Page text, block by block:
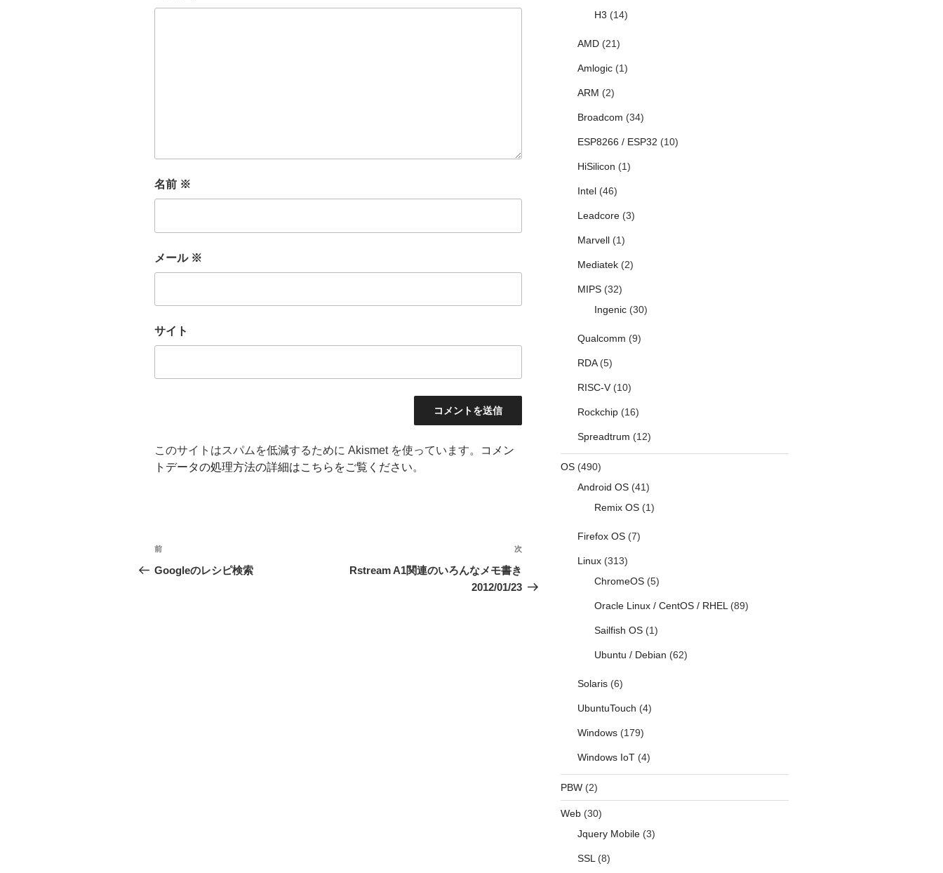
名前 ※
メール ※
サイト
このサイトはスパムを低減するために Akismet を使っています。
コメン
トデータの処理方法の詳細はこちらをご覧ください。
投
稿
前
の
前
Googleのレシピ検索
次
投
次
Rstream A1関連のいろんなメモ書き
2012/01/23
H3 (14)
AMD(21)
Amlogic(1)
ARM (2)
Broadcom (34)
ESP8266 / ESP32 (10)
HiSilicon (1)
Intel(46)
Leadcore(3)
Marvell(1)
Mediatek(2)
MIPS(32)
Ingenic(30)
Qualcomm (9)
RDA(5)
RISC-V(10)
Rockchip(16)
Spreadtrum (12)
OS(490)
Android OS(41)
Remix OS(1)
Firefox OS(7)
Linux(313)
ChromeOS(5)
Oracle Linux / CentOS / RHEL(89)
Sailfish OS(1)
Ubuntu / Debian (62)
Solaris(6)
UbuntuTouch (4)
Windows(179)
Windows IoT(4)
PBW(2)
Web(30)
Jquery Mobile(3)
SSL(8)